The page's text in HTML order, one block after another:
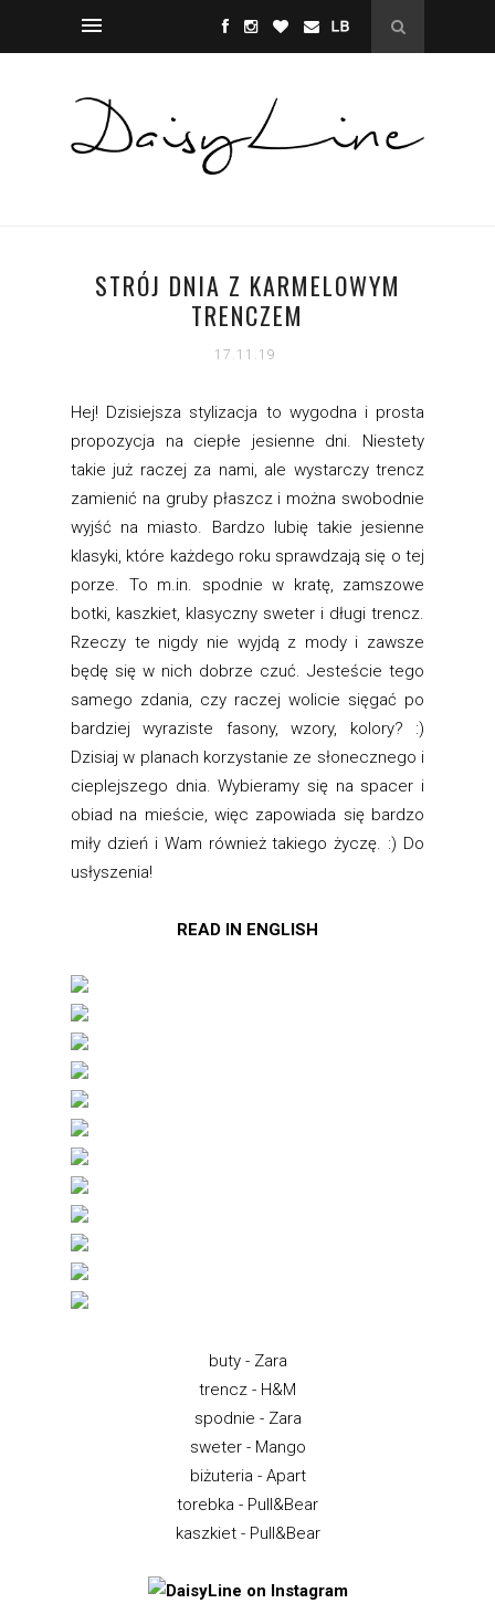
STRÓJ DNIA Z KARMELOWYM
TRENCZEM
17.11.19
Hej! Dzisiejsza stylizacja to wygodna i prosta
propozycja na ciepłe jesienne dni. Niestety
takie już raczej za nami, ale wystarczy trencz
zamienić na gruby płaszcz i można swobodnie
wyjść na miasto. Bardzo lubię takie jesienne
klasyki, które każdego roku sprawdzają się o tej
porze. To m.in. spodnie w kratę, zamszowe
botki, kaszkiet, klasyczny sweter i długi trencz.
Rzeczy te nigdy nie wyjdą z mody i zawsze
będę się w nich dobrze czuć. Jesteście tego
samego zdania, czy raczej wolicie sięgać po
bardziej wyraziste fasony, wzory, kolory? :)
Dzisiaj w planach korzystanie ze słonecznego i
cieplejszego dnia. Wybieramy się na spacer i
obiad na mieście, więc zapowiada się bardzo
miły dzień i Wam również takiego życzę. :) Do
usłyszenia!
READ IN ENGLISH
buty - Zara
trencz - H&M
spodnie - Zara
sweter - Mango
biżuteria - Apart
torebka - Pull&Bear
kaszkiet - Pull&Bear